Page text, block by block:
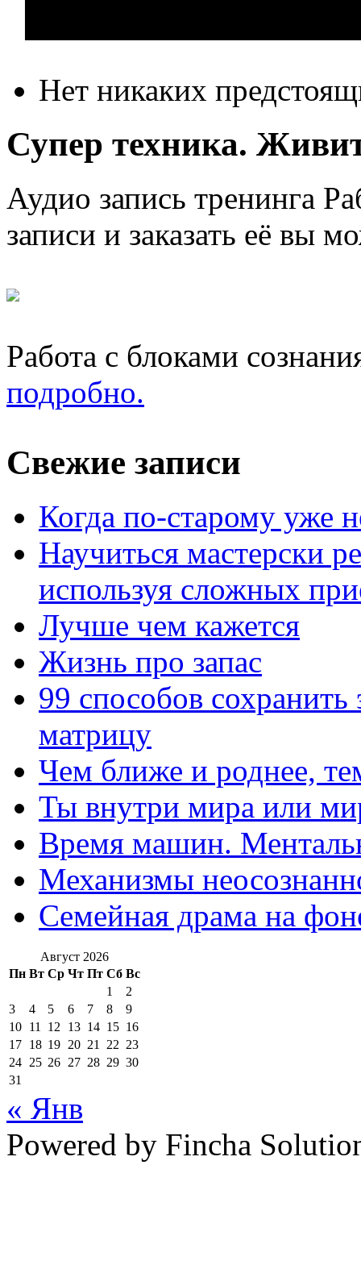
Нет никаких
Супер техника.
Аудио запись тренинга
записи и заказать её вы
Работа с блоками
подробно.
Свежие записи
Когда по-старому уже
Научиться мастерски
используя сложных
Лучше чем кажется
Жизнь про запас
99 способов
матрицу
Чем ближе и роднее,
Ты внутри мира или
Время машин.
Механизмы
Семейная драма на
Август 2026
Пн Вт Ср Чт Пт Сб Вс
1
2
3
4 5 6 7 8
9
10 11 12 13 14 15 16
17 18 19 20 21 22 23
24 25 26 27 28 29 30
31
« Янв
Powered by Fincha